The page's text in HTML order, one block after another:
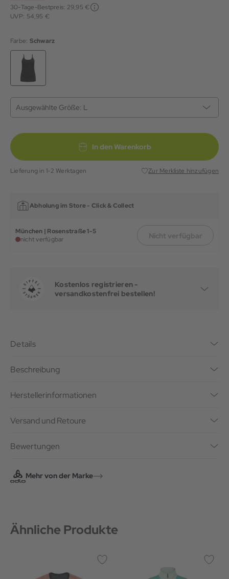
30-Tage-Bestpreis: 29,95 €
UVP: 54,95 €
Farbe: Schwarz
Ausgewählte Größe: L
In den Warenkorb
Lieferung in 1-2 Werktagen Zur Merkliste hinzufügen
Abholung im Store - Click & Collect
München | Rosenstraße 1-5
nicht verfügbar
Kostenlos registrieren -
versandkostenfrei bestellen!
Details
Beschreibung
Herstellerinformationen
Versand und Retoure
Bewertungen
Mehr von der Marke
Ähnliche Produkte